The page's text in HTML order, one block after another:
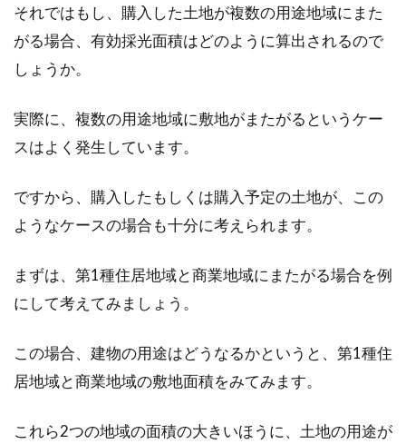
それではもし、購入した土地が複数の用途地域にまた
がる場合、有効採光面積はどのように算出されるので
しょうか。
実際に、複数の用途地域に敷地がまたがるというケー
スはよく発生しています。
ですから、購入したもしくは購入予定の土地が、この
ようなケースの場合も十分に考えられます。
まずは、第1種住居地域と商業地域にまたがる場合を例
にして考えてみましょう。
この場合、建物の用途はどうなるかというと、第1種住
居地域と商業地域の敷地面積をみてみます。
これら2つの地域の面積の大きいほうに、土地の用途が